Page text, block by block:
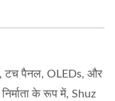
टच पैनल, OLEDs, और
के रूप में, Shuz